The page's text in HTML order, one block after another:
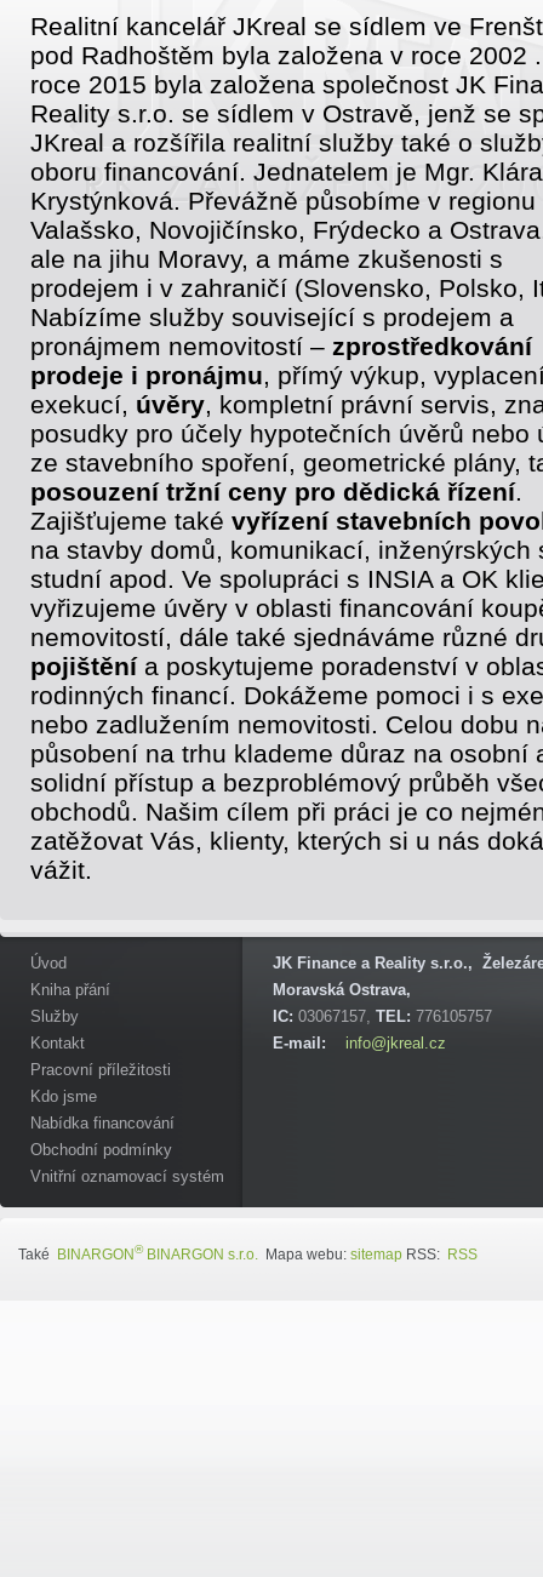
Realitní kancelář JKreal se sídlem ve
pod Radhoštěm byla založena v roce 2002
roce 2015 byla založena společnost JK
Reality s.r.o. se sídlem v Ostravě, jenž se
JKreal a rozšířila realitní služby také o
oboru financování. Jednatelem je Mgr. Klára
Krystýnková. Převážně působíme v regionu
Valašsko, Novojičínsko, Frýdecko a
ale na jihu Moravy, a máme zkušenosti s
prodejem i v zahraničí (Slovensko, Polsko,
Nabízíme služby související s prodejem a
pronájmem nemovitostí – zprostředkování
prodeje i pronájmu, přímý výkup,
exekucí, úvěry, kompletní právní servis,
posudky pro účely hypotečních úvěrů nebo
ze stavebního spoření, geometrické plány,
posouzení tržní ceny pro dědická řízení.
Zajišťujeme také vyřízení stavebních
na stavby domů, komunikací, inženýrských
studní apod. Ve spolupráci s INSIA a OK
vyřizujeme úvěry v oblasti financování
nemovitostí, dále také sjednáváme různé
pojištěnía poskytujeme poradenství v
rodinných financí. Dokážeme pomoci i s
nebo zadlužením nemovitosti. Celou dobu
působení na trhu klademe důraz na osobní
solidní přístup a bezproblémový průběh
obchodů. Našim cílem při práci je co
zatěžovat Vás, klienty, kterých si u nás
vážit.
Úvod
Kniha přání
Služby
Kontakt
Pracovní příležitosti
Kdo jsme
Nabídka financování
Obchodní podmínky
Vnitřní oznamovací systém
JK Finance a Reality s.r.o.,
Moravská Ostrava,
IC: 03067157, TEL: 776105757
E-mail:
info@jkreal.cz
Také BINARGON®BINARGON s.r.o. Mapa webu: sitemap RSS: RSS